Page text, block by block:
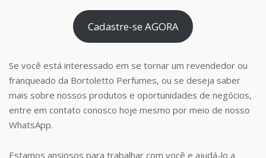
Cadastre-se AGORA
Se você está interessado em se tornar um revendedor ou
franqueado da Bortoletto Perfumes, ou se deseja saber
mais sobre nossos produtos e oportunidades de negócios,
entre em contato conosco hoje mesmo por meio de nosso
WhatsApp.
Estamos ansiosos para trabalhar com você e ajudá-lo a